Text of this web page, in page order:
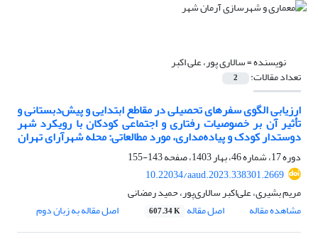
نویسنده =سالاری پور، علی اکبر
تعداد مقالات: 2
ارزیابی الگوی سفرهای تحصیلی در مقاطع ابتدایی و پیش‌دبستانی و
تأثیر آن بر خصوصیات رفتاری و اجتماعی کودکان با رویکرد شهر
دوستدار کودک و پیاده‌مداری، مورد مطالعاتی: محله شهرآرای تهران
دوره 17، شماره 46، بهار 1403، صفحه
143-155
10.22034/aaud.2023.338301.2669
مریم بشیری، علی‌اکبر سالاری‌پور، حمید رمضانی
مشاهده مقاله
اصل مقاله 607.34 K اصل مقاله به زبان دوم